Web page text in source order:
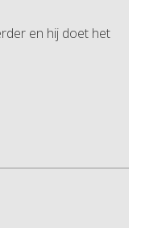
en hij doet het